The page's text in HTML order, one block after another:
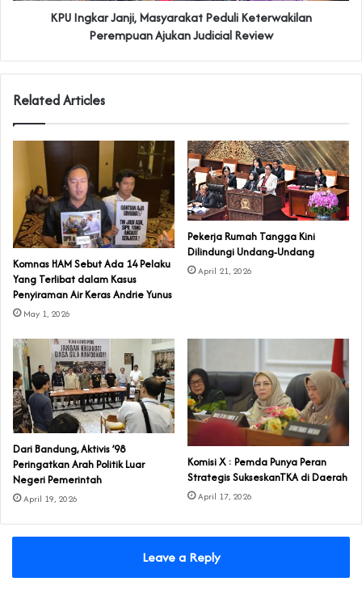
KPU Ingkar Janji, Masyarakat Peduli Keterwakilan
Perempuan Ajukan Judicial Review
Related Articles
Komnas HAM Sebut Ada 14 Pelaku
Yang Terlibat dalam Kasus
Penyiraman Air Keras Andrie Yunus
May 1, 2026
Pekerja Rumah Tangga Kini
Dilindungi Undang-Undang
April 21, 2026
Dari Bandung, Aktivis ’98
Peringatkan Arah Politik Luar
Negeri Pemerintah
April 19, 2026
Komisi X : Pemda Punya Peran
Strategis SukseskanTKA di Daerah
April 17, 2026
Leave a Reply